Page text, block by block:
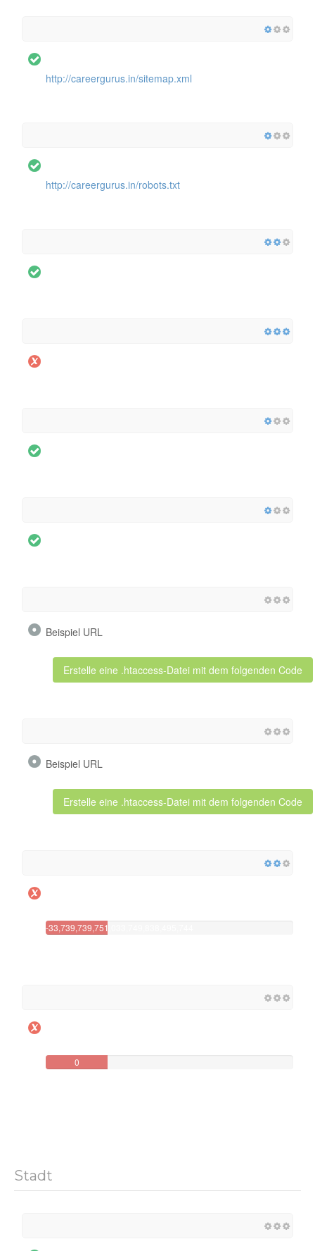
http://careergurus.in/sitemap.xml
http://careergurus.in/robots.txt
Beispiel URL
Erstelle eine .htaccess-Datei mit dem folgenden Code
Beispiel URL
Erstelle eine .htaccess-Datei mit dem folgenden Code
-33,739,739,751,033,749,838,495,744
0
Stadt